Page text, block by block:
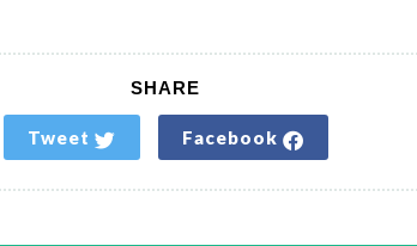
SHARE
Tweet Facebook